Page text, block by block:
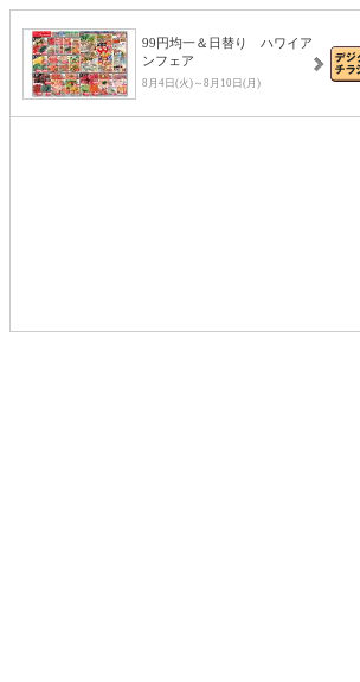
99円均一＆日替り ハワイア
ンフェア
8月4日(火)～8月10日(月)